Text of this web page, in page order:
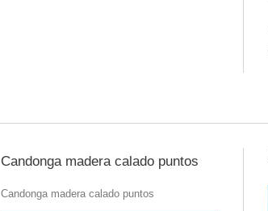
Candonga madera calado puntos
Candonga madera calado puntos